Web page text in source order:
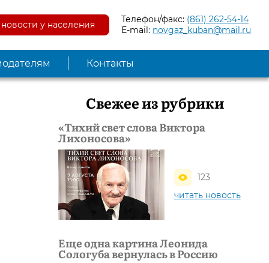
у населения Телефон/факс: (861) 262-54-14
E-mail: novgaz_kuban@mail.ru
Контакты
Свежее из рубрики
«Тихий свет слова Виктора
Лихоносова»
123
читать новость
Еще одна картина Леонида
Сологуба вернулась в Россию